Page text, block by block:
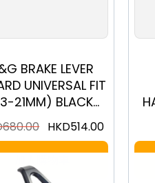
BRAKE LEVER
UNIVERSAL FIT
21MM) BLACK
#BLG0001BK
680.00 HKD514.00